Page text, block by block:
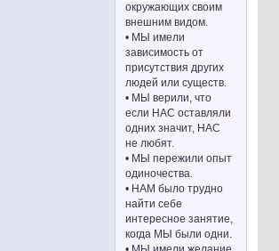
окружающих своим
внешним видом.
• МЫ имели
зависимость от
присутствия других
людей или существ.
• МЫ верили, что
если НАС оставляли
одних значит, НАС
не любят.
• МЫ пережили опыт
одиночества.
• НАМ было трудно
найти себе
интересное занятие,
когда МЫ были одни.